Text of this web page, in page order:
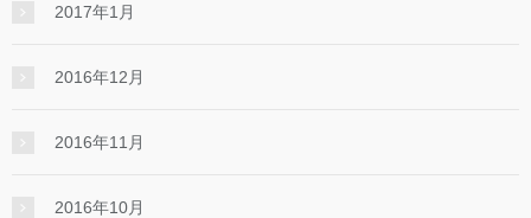
2017年1月
2016年12月
2016年11月
2016年10月